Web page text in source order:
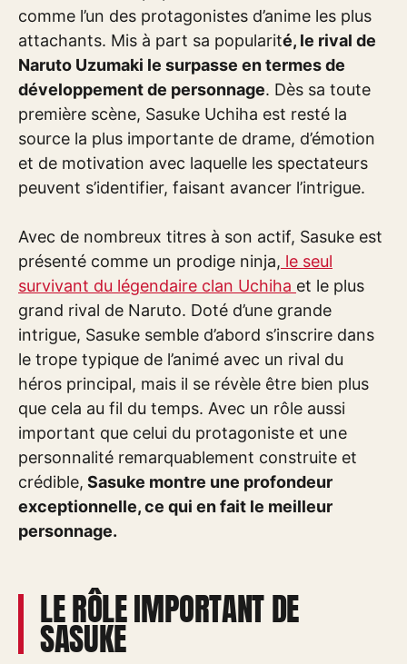
comme l’un des protagonistes d’anime les plus
attachants. Mis à part sa popularité, le rival de
Naruto Uzumaki le surpasse en termes de
développement de personnage. Dès sa toute
première scène, Sasuke Uchiha est resté la
source la plus importante de drame, d’émotion
et de motivation avec laquelle les spectateurs
peuvent s’identifier, faisant avancer l’intrigue.
Avec de nombreux titres à son actif, Sasuke est
présenté comme un prodige ninja, le seul
survivant du légendaire clan Uchiha et le plus
grand rival de Naruto. Doté d’une grande
intrigue, Sasuke semble d’abord s’inscrire dans
le trope typique de l’animé avec un rival du
héros principal, mais il se révèle être bien plus
que cela au fil du temps. Avec un rôle aussi
important que celui du protagoniste et une
personnalité remarquablement construite et
crédible, Sasuke montre une profondeur
exceptionnelle, ce qui en fait le meilleur
personnage.
LE RÔLE IMPORTANT DE
SASUKE